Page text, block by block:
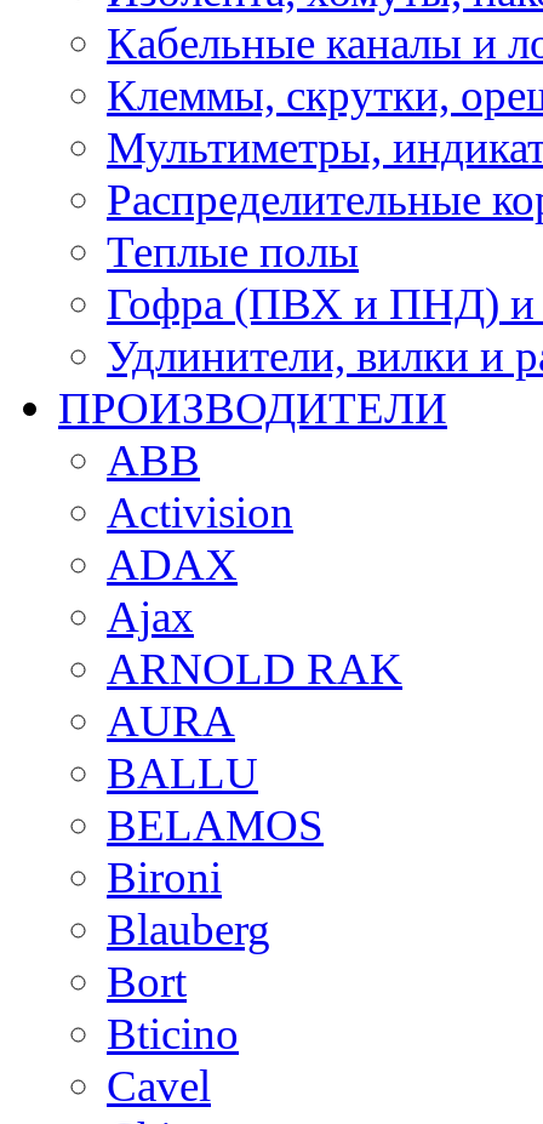
Кабельные каналы и
Клеммы, скрутки,
Мультиметры,
Распределительные
Теплые полы
Гофра (ПВХ и ПНД) и
Удлинители, вилки и
ПРОИЗВОДИТЕЛИ
ABB
Activision
ADAX
Ajax
ARNOLD RAK
AURA
BALLU
BELAMOS
Bironi
Blauberg
Bort
Bticino
Cavel